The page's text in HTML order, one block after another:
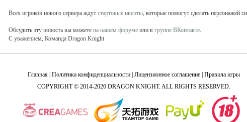
Всех игроков нового сервера ждут стартовые ивенты, которые помогут сделать персонажей
Обсудить эту новость вы можете на нашем форуме или в группе ВКонтакте.
С уважением, Команда Dragon Knight
Главная Политика конфиденциальности Лицензионное соглашение Правила игры
COPYRIGHT © 2014-2026 DRAGON KNIGHT. ALL RIGHTS RESERVED.